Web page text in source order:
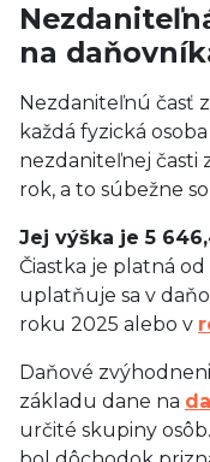
na
Nezdaniteľnú časť
každá fyzická
nezdaniteľnej časti
rok, a to súbežne
Jej výška je 5
Čiastka je platná od
uplatňuje sa v
roku 2025 alebo v
Daňové
základu dane na
určité skupiny